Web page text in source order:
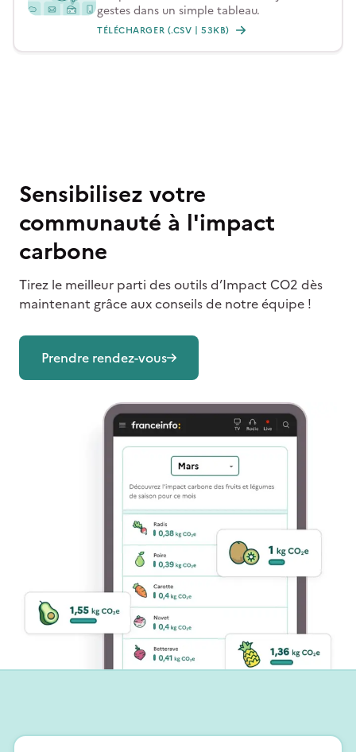
gestes dans un simple tableau.
TÉLÉCHARGER (.CSV | 53KB)
Sensibilisez votre
communauté à l'impact
carbone
Tirez le meilleur parti des outils d’Impact CO2 dès
maintenant grâce aux conseils de notre équipe !
Prendre rendez-vous